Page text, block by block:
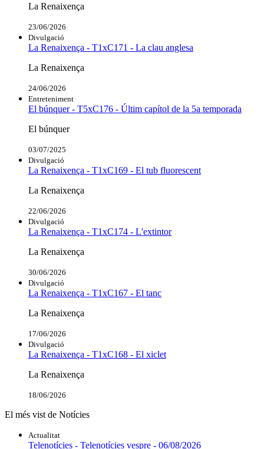
La Renaixença
23/06/2026
Divulgació
La Renaixença - T1xC171 - La clau anglesa
La Renaixença
24/06/2026
Entreteniment
El búnquer - T5xC176 - Últim capítol de la 5a temporada
El búnquer
03/07/2025
Divulgació
La Renaixença - T1xC169 - El tub fluorescent
La Renaixença
22/06/2026
Divulgació
La Renaixença - T1xC174 - L'extintor
La Renaixença
30/06/2026
Divulgació
La Renaixença - T1xC167 - El tanc
La Renaixença
17/06/2026
Divulgació
La Renaixença - T1xC168 - El xiclet
La Renaixença
18/06/2026
El més vist de Notícies
Actualitat
Telenotícies - Telenotícies vespre - 06/08/2026